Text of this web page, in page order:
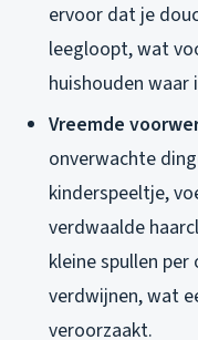
ervoor dat je
leegloopt, wat
huishouden waar
Vreemde
onverwachte
kinderspeeltje,
verdwaalde
kleine spullen
verdwijnen, wat
veroorzaakt.